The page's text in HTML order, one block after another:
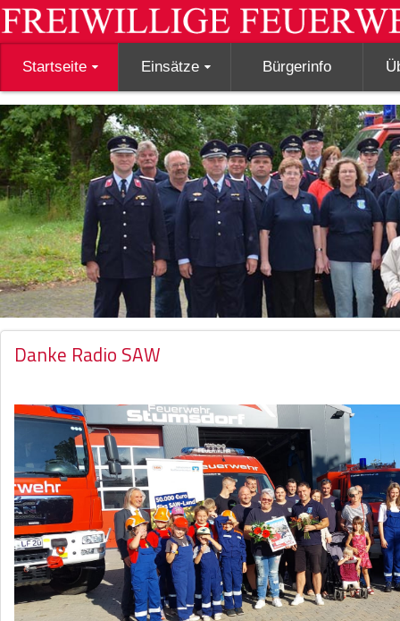
Startseite Einsätze Bürgerinfo
Danke Radio SAW